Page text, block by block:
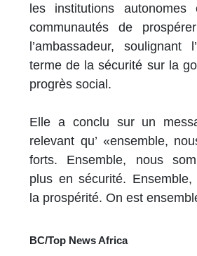
les institutions
communautés de
l’ambassadeur, soulignant
terme de la sécurité sur la
progrès social.
Elle a conclu sur un
relevant qu’ «ensemble,
forts. Ensemble, nous
plus en sécurité.
la prospérité. On est
BC/Top News Africa